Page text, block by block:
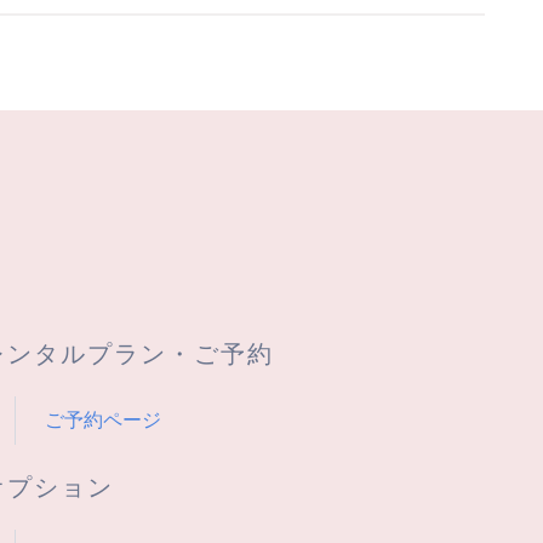
ンタルプラン・ご予約
ご予約ページ
プション